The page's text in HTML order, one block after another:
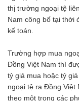
thị trường ngoại tệ
Nam công bố tại thời
kế toán.
Trường hợp mua
Đồng Việt Nam thì
tỷ giá mua hoặc tỷ
ngoại tệ ra Đồng Việt
theo một trong các